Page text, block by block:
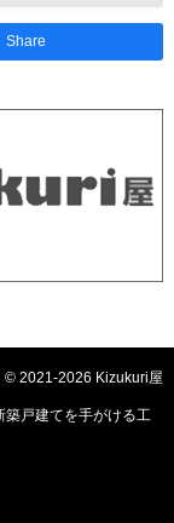
Share
© 2021-2026 Kizukuri屋
築戸建てを手がける工